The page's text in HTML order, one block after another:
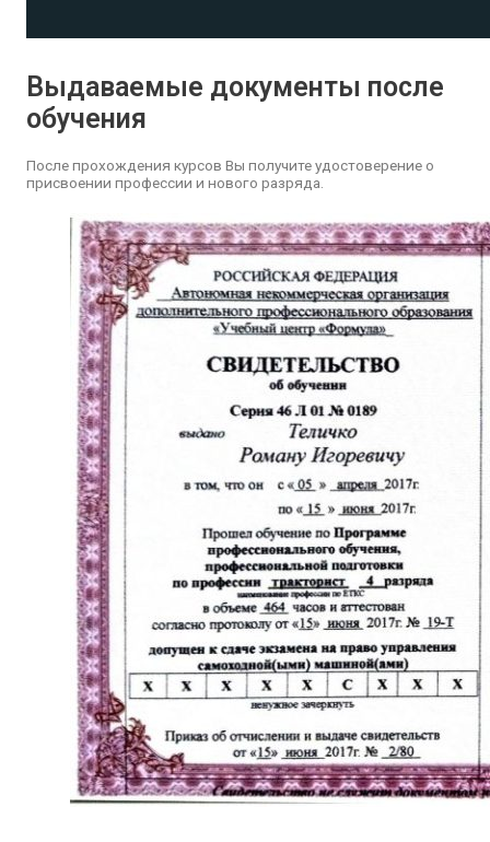
Выдаваемые документы после
обучения
После прохождения курсов Вы получите удостоверение о
присвоении профессии и нового разряда.